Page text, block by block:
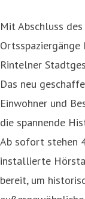
Mit Abschluss
Rintelner
Das neu
Einwohner und
die spannende
Ab sofort stehen
installierte
bereit, um